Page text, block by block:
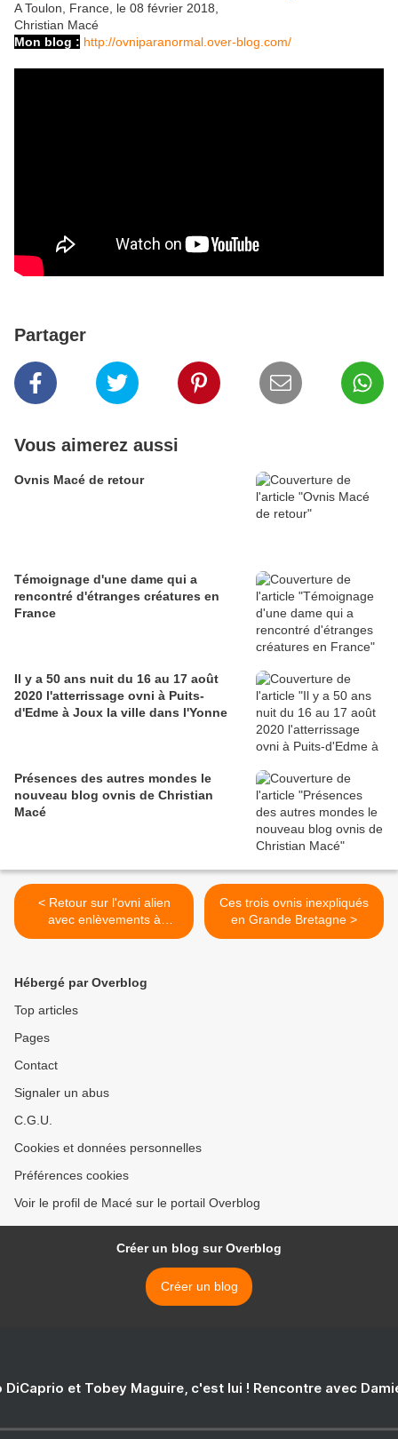
A Toulon, France, le 08 février 2018,
Christian Macé
Mon blog : http://ovniparanormal.over-blog.com/
Partager
Vous aimerez aussi
Ovnis Macé de retour
Témoignage d'une dame qui a
rencontré d'étranges créatures en
France
Il y a 50 ans nuit du 16 au 17 août
2020 l'atterrissage ovni à Puits-
d'Edme à Joux la ville dans l'Yonne
Présences des autres mondes le
nouveau blog ovnis de Christian
Macé
< Retour sur l'ovni alien
avec enlèvements à
Pascagoula en octobre
Ces trois ovnis inexpliqués
en Grande Bretagne >
Hébergé par Overblog
Top articles
Pages
Contact
Signaler un abus
C.G.U.
Cookies et données personnelles
Préférences cookies
Voir le profil de Macé sur le portail Overblog
Créer un blog sur Overblog
Créer un blog
DiCaprio et Tobey Maguire, c'est lui ! Rencontre avec